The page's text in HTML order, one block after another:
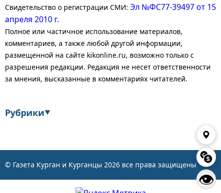
👁
Свидетельство о регистрации СМИ: Эл №ФС77-39497 от 15
апреля 2010 г.
Полное или частичное использование материалов,
комментариев, а также любой другой информации,
размещенной на сайте kikonline.ru, возможно только с
разрешения редакции. Редакция не несет ответственности
за мнения, высказанные в комментариях читателей.
Рубрики▼
© Газета Курган и Курганцы 2026 все права защищены